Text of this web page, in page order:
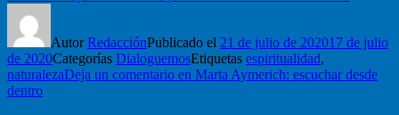
AutorRedacciónPublicado el 21 de julio de 202017 de julio
de 2020Categorías DialoguemosEtiquetas espiritualidad,
naturalezaDeja un comentario en Marta Aymerich: escuchar desde
dentro